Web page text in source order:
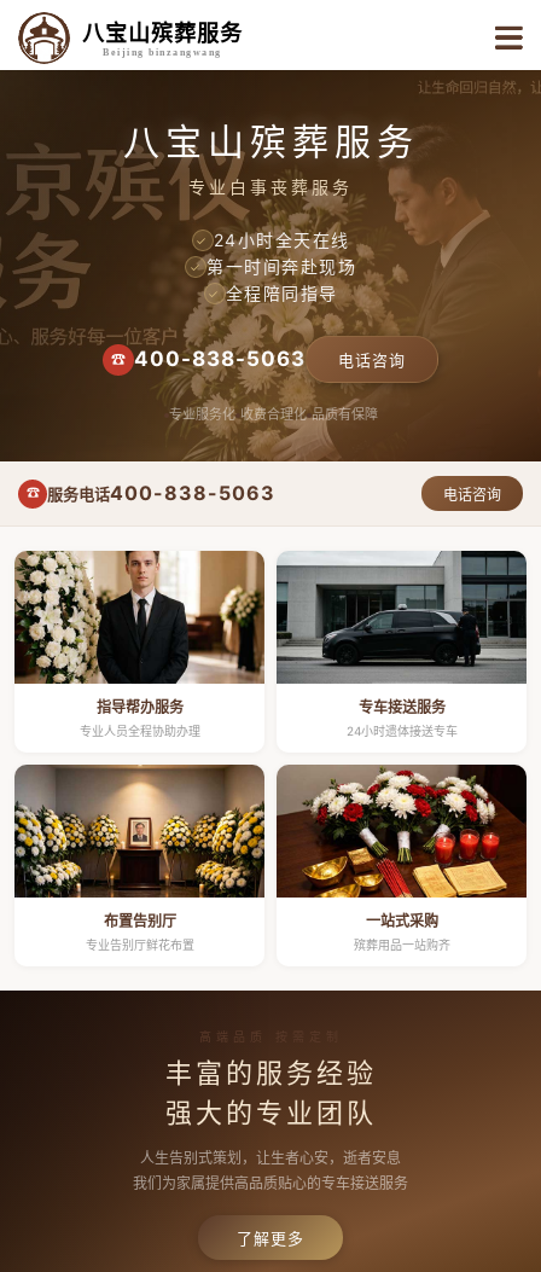
八宝山殡葬服务
Beijing binzangwang
八宝山殡葬服务
专业白事丧葬服务
✓ 24小时全天在线
✓ 第一时间奔赴现场
✓ 全程陪同指导
☎ 400-838-5063 电话咨询
专业服务化 收费合理化 品质有保障
☎ 服务电话400-838-5063 电话咨询
指导帮办服务
专业人员全程协助办理
专车接送服务
24小时遗体接送专车
布置告别厅
专业告别厅鲜花布置
一站式采购
殡葬用品一站购齐
高端品质 按需定制
丰富的服务经验
强大的专业团队
人生告别式策划，让生者心安，逝者安息
我们为家属提供高品质贴心的专车接送服务
了解更多